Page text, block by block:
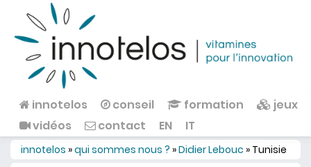
Aller au contenu principal
innotelos conseil formation
jeux
vidéos
contact EN IT
innotelos »qui sommes nous ? »Didier Lebouc » Tunisie